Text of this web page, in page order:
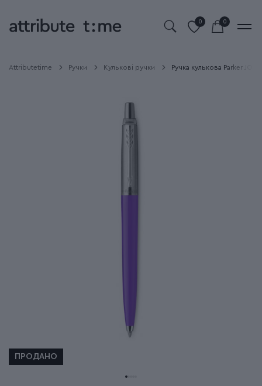
0 0
Attributetime Ручки Кулькові ручки Ручка кулькова Parker
ПРОДАНО